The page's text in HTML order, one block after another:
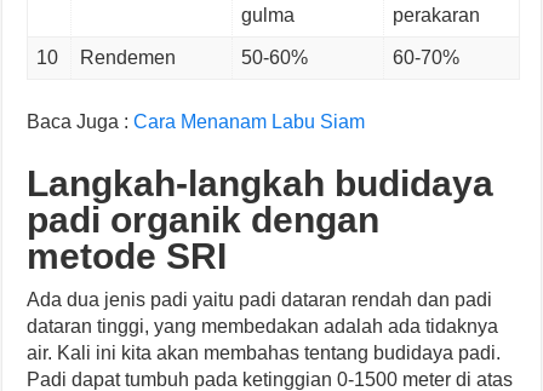
gulma
perakaran
10 Rendemen 50-60% 60-70%
Baca Juga :Cara Menanam Labu Siam
Langkah-langkah budidaya
padi organik dengan
metode SRI
Ada dua jenis padi yaitu padi dataran rendah dan padi
dataran tinggi, yang membedakan adalah ada tidaknya
air. Kali ini kita akan membahas tentang budidaya padi.
Padi dapat tumbuh pada ketinggian 0-1500 meter di atas